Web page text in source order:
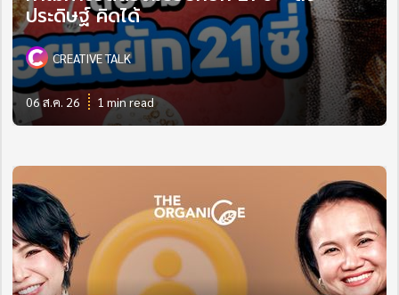
ประดิษฐ์ คิดได้
CREATIVE TALK
06 ส.ค. 26 1 min read